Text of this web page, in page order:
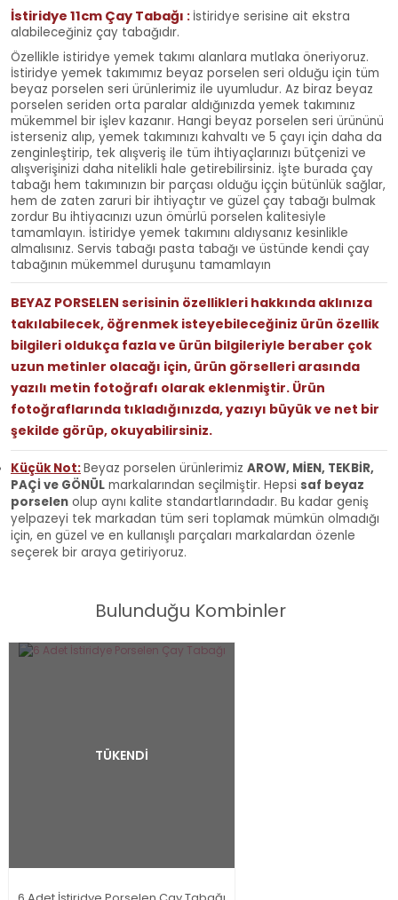
İstiridye 11cm Çay Tabağı : İstiridye serisine ait ekstra
alabileceğiniz çay tabağıdır.
Özellikle istiridye yemek takımı alanlara mutlaka öneriyoruz.
İstiridye yemek takımımız beyaz porselen seri olduğu için tüm
beyaz porselen seri ürünlerimiz ile uyumludur. Az biraz beyaz
porselen seriden orta paralar aldığınızda yemek takımınız
mükemmel bir işlev kazanır. Hangi beyaz porselen seri ürününü
isterseniz alıp, yemek takımınızı kahvaltı ve 5 çayı için daha da
zenginleştirip, tek alışveriş ile tüm ihtiyaçlarınızı bütçenizi ve
alışverişinizi daha nitelikli hale getirebilirsiniz. İşte burada çay
tabağı hem takımınızın bir parçası olduğu iççin bütünlük sağlar,
hem de zaten zaruri bir ihtiyaçtır ve güzel çay tabağı bulmak
zordur Bu ihtiyacınızı uzun ömürlü porselen kalitesiyle
tamamlayın. İstiridye yemek takımını aldıysanız kesinlikle
almalısınız. Servis tabağı pasta tabağı ve üstünde kendi çay
tabağının mükemmel duruşunu tamamlayın
BEYAZ PORSELEN serisinin özellikleri hakkında aklınıza
takılabilecek, öğrenmek isteyebileceğiniz ürün özellik
bilgileri oldukça fazla ve ürün bilgileriyle beraber çok
uzun metinler olacağı için, ürün görselleri arasında
yazılı metin fotoğrafı olarak eklenmiştir. Ürün
fotoğraflarında tıkladığınızda, yazıyı büyük ve net bir
şekilde görüp, okuyabilirsiniz.
Küçük Not:Beyaz porselen ürünlerimiz AROW, MİEN, TEKBİR,
PAÇİ ve GÖNÜL markalarından seçilmiştir. Hepsi saf beyaz
porselen olup aynı kalite standartlarındadır. Bu kadar geniş
yelpazeyi tek markadan tüm seri toplamak mümkün olmadığı
için, en güzel ve en kullanışlı parçaları markalardan özenle
seçerek bir araya getiriyoruz.
Bulunduğu Kombinler
TÜKENDİ